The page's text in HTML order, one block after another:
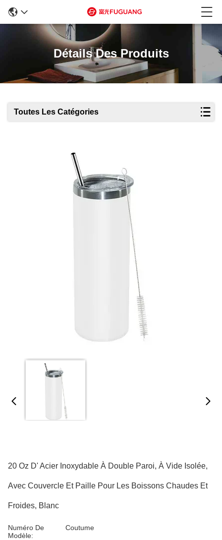
Détails Des Produits
Toutes Les Catégories
20 Oz D' Acier Inoxydable À Double Paroi, À Vide Isolée,
Avec Couvercle Et Paille Pour Les Boissons Chaudes Et
Froides, Blanc
Numéro De
Modèle:
Coutume